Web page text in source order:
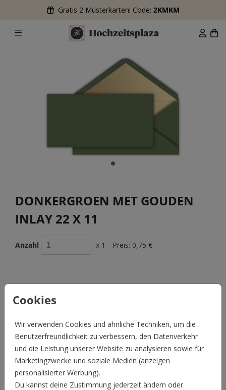
Gratis 2 Musterkarten! Code: 2KMKM
Cookies
Wir verwenden Cookies und ähnliche Techniken, um die
Benutzerfreundlichkeit zu verbessern, den Datenverkehr
und die Leistung unserer Website zu analysieren sowie für
Marketingzwecke und soziale Medien (anzeigen
personalisierter Werbung).
Du kannst deine Zustimmung jederzeit ändern oder
DONKERGROEN MET GOUDEN
INLAY 22 X 11
Anzahl x 1 Preis: 0,75 €
BESCHREIBUNG
Donkergroen met gouden inlay 22 x 11
Preis:0,75 €
Hochzeit
Familie & Feiertage